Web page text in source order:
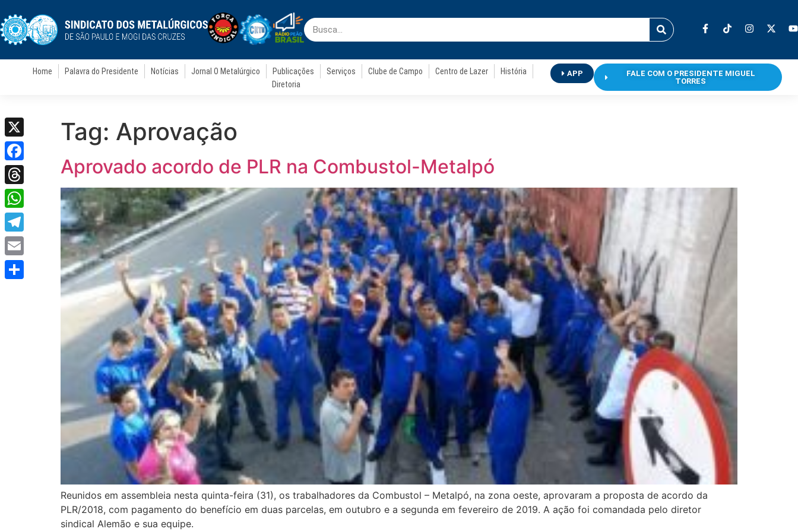
Home Palavra do Presidente Notícias Jornal O Metalúrgico Publicações Serviços Clube de Campo Centro de Lazer
História
Diretoria
APP
FALE COM O PRESIDENTE MIGUEL
TORRES
Tag: Aprovação
Aprovado acordo de PLR na Combustol-Metalpó
Reunidos em assembleia nesta quinta-feira (31), os trabalhadores da Combustol – Metalpó, na zona oeste, aprovaram a proposta de acordo da
PLR/2018, com pagamento do benefício em duas parcelas, em outubro e a segunda em fevereiro de 2019. A ação foi comandada pelo diretor
sindical Alemão e sua equipe.
X
Facebook
Threads
WhatsApp
Telegram
Email